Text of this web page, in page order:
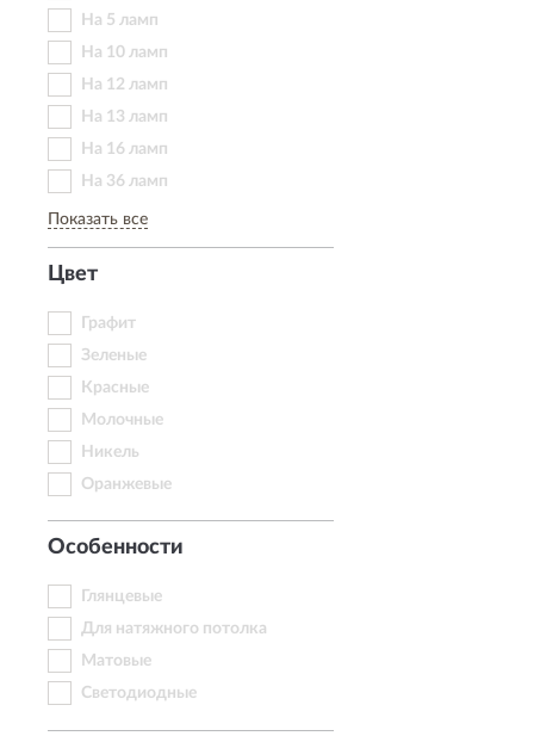
На 5 ламп
На 10 ламп
На 12 ламп
На 13 ламп
На 16 ламп
На 36 ламп
Показать все
Цвет
Графит
Зеленые
Красные
Молочные
Никель
Оранжевые
Особенности
Глянцевые
Для натяжного потолка
Матовые
Светодиодные